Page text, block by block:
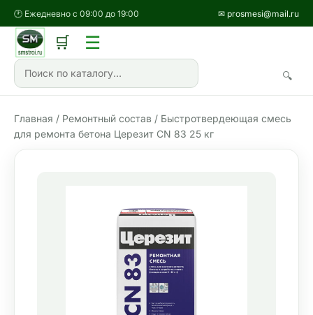
🕐 Ежедневно с 09:00 до 19:00 ✉ prosmesi@mail.ru
🔍
🛒 ☰
Главная / Ремонтный состав / Быстротвердеющая смесь
для ремонта бетона Церезит CN 83 25 кг